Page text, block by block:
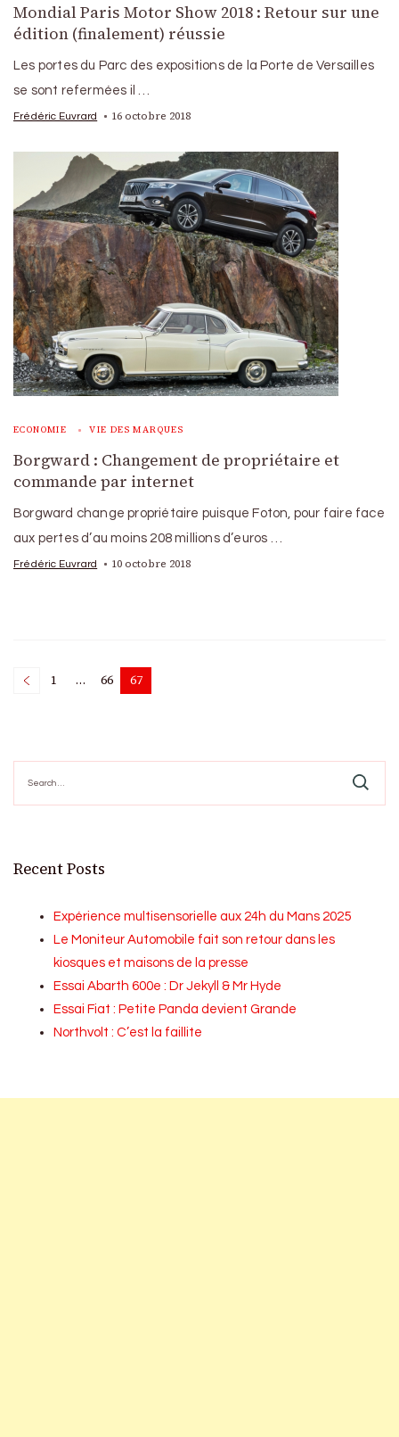
Mondial Paris Motor Show 2018 : Retour sur une
édition (finalement) réussie
Les portes du Parc des expositions de la Porte de Versailles
se sont refermées il …
Frédéric Euvrard 16 octobre 2018
ECONOMIE VIE DES MARQUES
Borgward : Changement de propriétaire et
commande par internet
Borgward change propriétaire puisque Foton, pour faire face
aux pertes d’au moins 208 millions d’euros …
Frédéric Euvrard 10 octobre 2018
Posts
Page
1 … Page
66 Page
67
for:
Recent Posts
Expérience multisensorielle aux 24h du Mans 2025
Le Moniteur Automobile fait son retour dans les
kiosques et maisons de la presse
Essai Abarth 600e : Dr Jekyll & Mr Hyde
Essai Fiat : Petite Panda devient Grande
Northvolt : C’est la faillite